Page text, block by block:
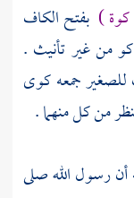
كوة ) بفتح الكاف
من غير تأنيث .
للصغير جمعه كوى
من كل منهما .
أن رسول الله صلى